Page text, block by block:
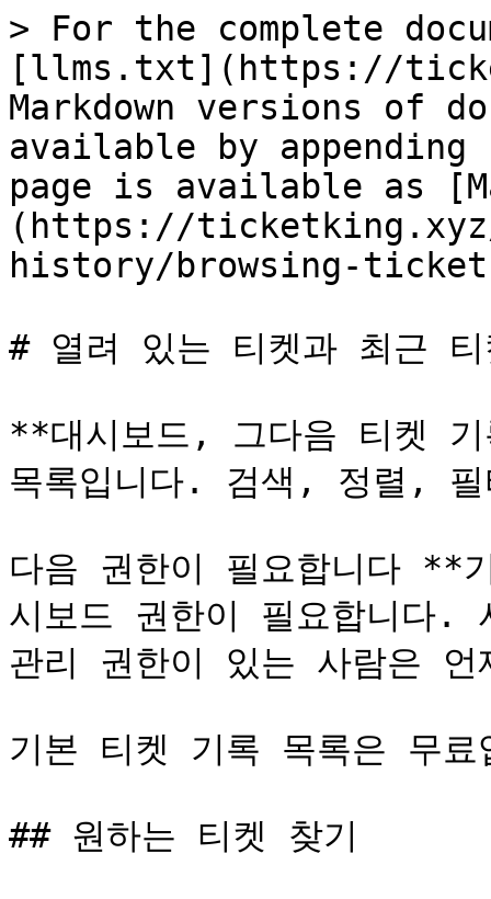
> For the complete
[llms.txt](https://
Markdown versions of
available by
page is available as
(https://
history/browsing-
# 열려 있는 티켓과 최근 티
**대시보드, 그다음 티켓
목록입니다. 검색, 정렬,
다음 권한이 필요합니다 **
시보드 권한이 필요합니다.
관리 권한이 있는 사람은
기본 티켓 기록 목록은 무료
## 원하는 티켓 찾기